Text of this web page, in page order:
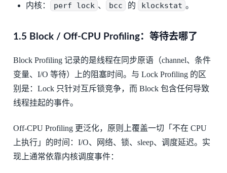
内核：
perf lock 、 bcc 的 klockstat 。
1.5 Block / Off-CPU Profiling：等待去哪了
Block Profiling 记录的是线程在同步原语（channel、条件
变量、I/O 等待）上的阻塞时间。与 Lock Profiling 的区
别是：Lock 只针对互斥锁竞争，而 Block 包含任何导致
线程挂起的事件。
Off-CPU Profiling 更泛化，原则上覆盖一切「不在 CPU
上执行」的时间：I/O、网络、锁、sleep、调度延迟。实
现上通常依靠内核调度事件：